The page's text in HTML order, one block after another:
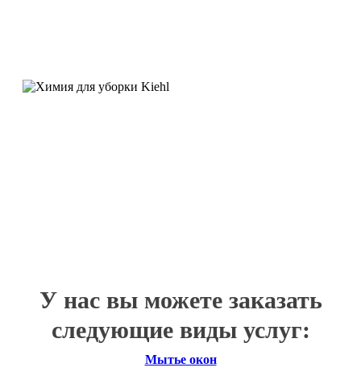
У нас вы можете заказать
следующие виды услуг:
Мытье окон